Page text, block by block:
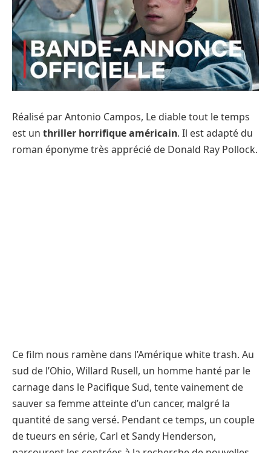
Réalisé par Antonio Campos, Le diable tout le temps
est un thriller horrifique américain. Il est adapté du
roman éponyme très apprécié de Donald Ray Pollock.
Ce film nous ramène dans l’Amérique white trash. Au
sud de l’Ohio, Willard Rusell, un homme hanté par le
carnage dans le Pacifique Sud, tente vainement de
sauver sa femme atteinte d’un cancer, malgré la
quantité de sang versé. Pendant ce temps, un couple
de tueurs en série, Carl et Sandy Henderson,